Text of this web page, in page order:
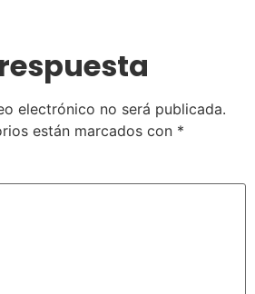
electrónico no será publicada.
están marcados con *